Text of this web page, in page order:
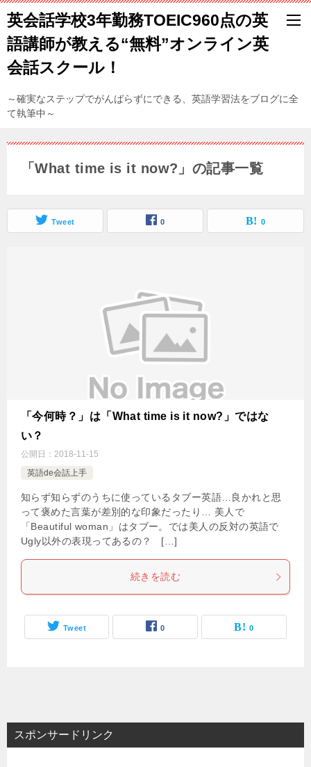
英会話学校3年勤務TOEIC960点の英
語講師が教える“無料”オンライン英
会話スクール！
～確実なステップでがんばらずにできる、英語学習法をブログに全
て執筆中～
「What time is it now?」の記事一覧
Tweet 0 0
「今何時？」は「What time is it now?」ではな
い？
公開日： 2018-11-15
英語de会話上手
知らず知らずのうちに使っているタブー英語…良かれと思
って褒めた言葉が差別的な印象だったり… 美人で
「Beautiful woman」はタブー。では美人の反対の英語で
Ugly以外の表現ってあるの？ […]
続きを読む
Tweet 0 0
スポンサードリンク